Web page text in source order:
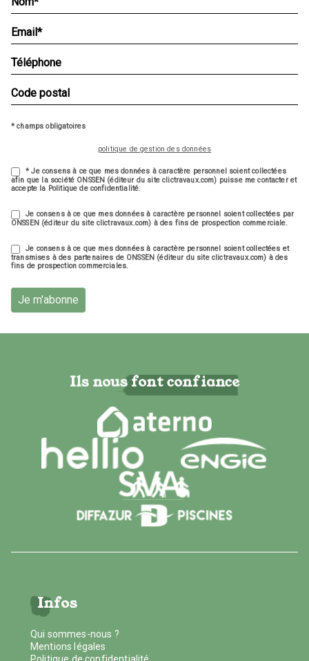
* champs obligatoires
politique de gestion des données
* Je consens à ce que mes données à caractère personnel soient collectées
afin que la société ONSSEN (éditeur du site clictravaux.com) puisse me contacter et
accepte la Politique de confidentialité.
Je consens à ce que mes données à caractère personnel soient collectées par
ONSSEN (éditeur du site clictravaux.com) à des fins de prospection commerciale.
Je consens à ce que mes données à caractère personnel soient collectées et
transmises à des partenaires de ONSSEN (éditeur du site clictravaux.com) à des
fins de prospection commerciales.
Je m'abonne
Ils nous font confiance
Infos
Qui sommes-nous ?
Mentions légales